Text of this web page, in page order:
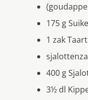
175 g
1 zak
400 g
3½ dl